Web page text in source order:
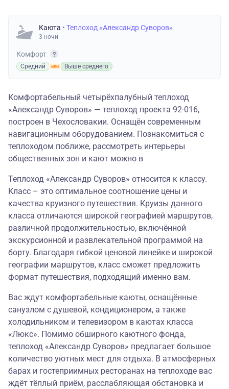
Каюта • Теплоход «Александр Суворов»
3 ночи
Комфорт
Средний Выше среднего
Комфортабельный четырёхпалубный теплоход
«Александр Суворов» — теплоход проекта 92-016,
построен в Чехословакии. Оснащён современным
навигационным оборудованием. Познакомиться с
теплоходом поближе, рассмотреть интерьеры
общественных зон и кают можно в
Теплоход «Александр Суворов» относится к классу.
Класс – это оптимальное соотношение цены и
качества круизного путешествия. Круизы данного
класса отличаются широкой географией маршрутов,
различной продолжительностью, включённой
экскурсионной и развлекательной программой на
борту. Благодаря гибкой ценовой линейке и широкой
географии маршрутов, класс сможет предложить
формат путешествия, подходящий именно вам.
Вас ждут комфортабельные каюты, оснащённые
санузлом с душевой, кондиционером, а также
холодильником и телевизором в каютах класса
«Люкс». Помимо обширного каютного фонда,
теплоход «Александр Суворов» предлагает большое
количество уютных мест для отдыха. В атмосферных
барах и гостеприимных ресторанах на теплоходе вас
ждёт тёплый приём, расслабляющая обстановка и